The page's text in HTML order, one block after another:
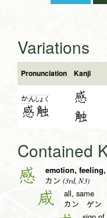
Variations
Pronunciation Kanji
かん
感
しょ く
触
感
触
Contained
感 emotion,
カン (3rd, N3)
咸 all, same
カン ゲン